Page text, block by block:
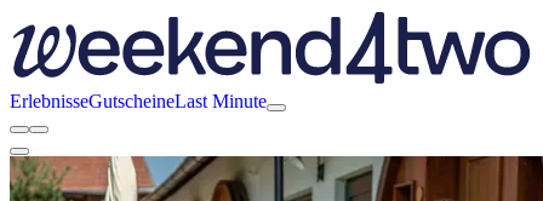
ErlebnisseGutscheineLast Minute